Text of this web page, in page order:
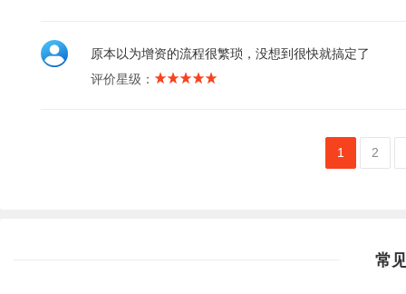
原本以为增资的流程很繁琐，没想到很快就搞定了
评价星级：
1 2
常